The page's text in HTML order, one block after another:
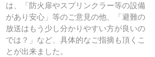
は、「防火扉やスプリンクラー等の設備
があり安心」等のご意見の他、「避難の
放送はもう少し分かりやすい方が良いの
では？」など、具体的なご指摘も頂くこ
とが出来ました。